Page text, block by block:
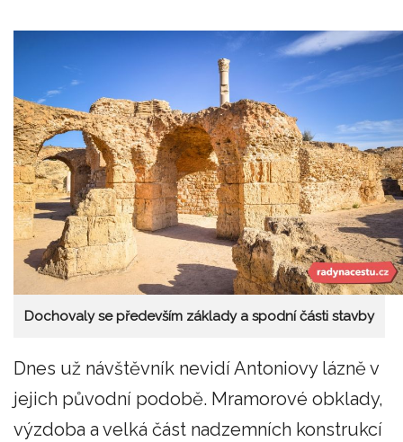
Dochovaly se především základy a spodní části stavby
Dnes už návštěvník nevidí Antoniovy lázně v
jejich původní podobě. Mramorové obklady,
výzdoba a velká část nadzemních konstrukcí